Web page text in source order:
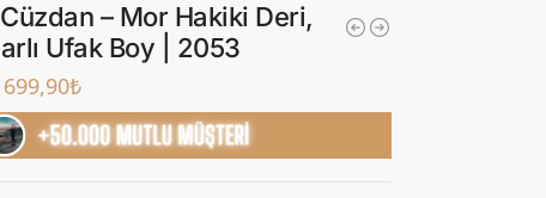
Cüzdan – Mor Hakiki Deri,
Ufak Boy | 2053
699,90₺